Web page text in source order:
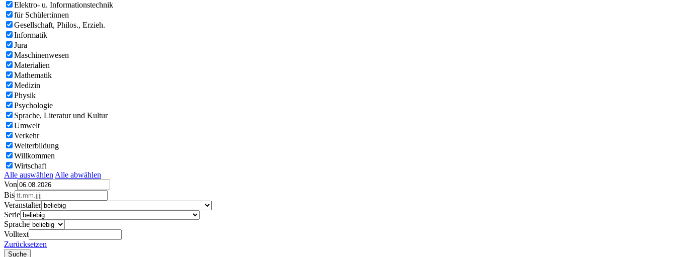
Elektro- u. Informationstechnik
für Schüler:innen
Gesellschaft, Philos., Erzieh.
Informatik
Jura
Maschinenwesen
Materialien
Mathematik
Medizin
Physik
Psychologie
Sprache, Literatur und Kultur
Umwelt
Verkehr
Weiterbildung
Willkommen
Wirtschaft
Alle auswählen Alle abwählen
Von
Bis
Veranstalter
Serie
Sprache
Volltext
Zurücksetzen